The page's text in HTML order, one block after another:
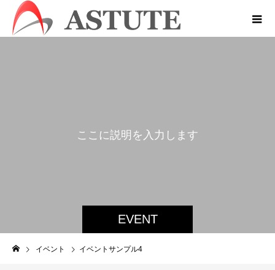
EVENT
ここに説明を入力し ます。
イベント イベントサンプル4